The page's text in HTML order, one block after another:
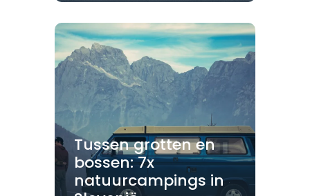
Tussen grotten en
bossen: 7x
natuurcampings in